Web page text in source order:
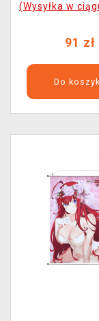
(Wysyłka w
91 zł
Do